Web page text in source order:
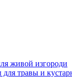
живой изгороди
травы и